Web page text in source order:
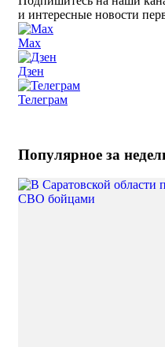
и интересные новости
Max
Дзен
Телеграм
Популярное за